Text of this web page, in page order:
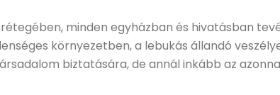
minden egyházban és hivatásban
környezetben, a lebukás állandó
biztatására, de annál inkább az